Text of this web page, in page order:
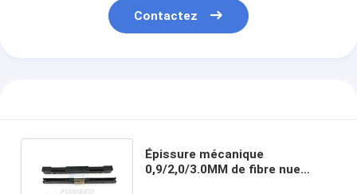
Contactez
Épissure mécanique
0,9/2,0/3.0MM de fibre nue